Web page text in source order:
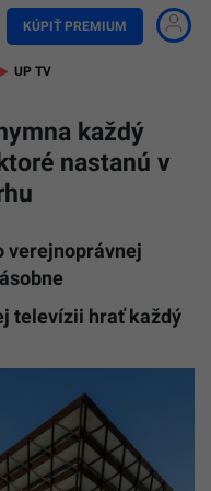
KÚPIŤ PREMIUM
UP TV
každý
nastanú v
verejnoprávnej
televízii hrať každý
SNS),